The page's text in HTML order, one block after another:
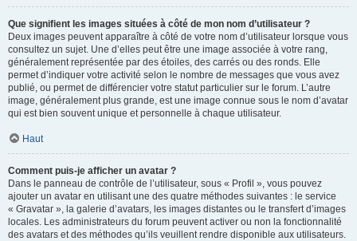
Que signifient les images situées à côté de mon nom d’utilisateur ?
Deux images peuvent apparaître à côté de votre nom d’utilisateur lorsque vous
consultez un sujet. Une d’elles peut être une image associée à votre rang,
généralement représentée par des étoiles, des carrés ou des ronds. Elle
permet d’indiquer votre activité selon le nombre de messages que vous avez
publié, ou permet de différencier votre statut particulier sur le forum. L’autre
image, généralement plus grande, est une image connue sous le nom d’avatar
qui est bien souvent unique et personnelle à chaque utilisateur.
Haut
Comment puis-je afficher un avatar ?
Dans le panneau de contrôle de l’utilisateur, sous « Profil », vous pouvez
ajouter un avatar en utilisant une des quatre méthodes suivantes : le service
« Gravatar », la galerie d’avatars, les images distantes ou le transfert d’images
locales. Les administrateurs du forum peuvent activer ou non la fonctionnalité
des avatars et des méthodes qu’ils veuillent rendre disponible aux utilisateurs.